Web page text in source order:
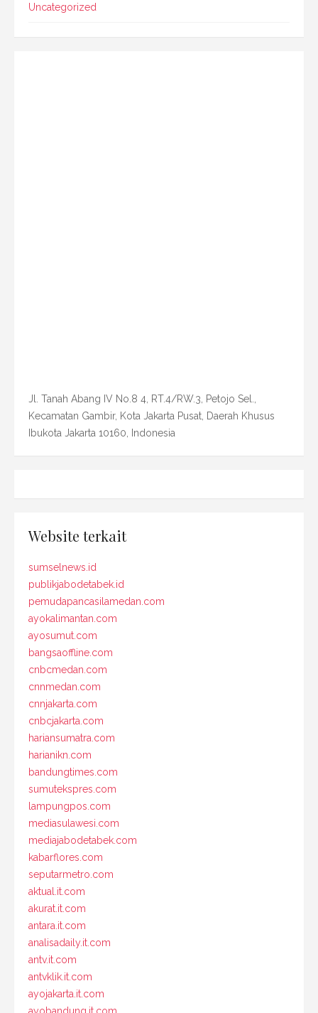
Uncategorized
Jl. Tanah Abang IV No.8 4, RT.4/RW.3, Petojo Sel.,
Kecamatan Gambir, Kota Jakarta Pusat, Daerah Khusus
Ibukota Jakarta 10160, Indonesia
Website terkait
sumselnews.id
publikjabodetabek.id
pemudapancasilamedan.com
ayokalimantan.com
ayosumut.com
bangsaoffline.com
cnbcmedan.com
cnnmedan.com
cnnjakarta.com
cnbcjakarta.com
hariansumatra.com
harianikn.com
bandungtimes.com
sumutekspres.com
lampungpos.com
mediasulawesi.com
mediajabodetabek.com
kabarflores.com
seputarmetro.com
aktual.it.com
akurat.it.com
antara.it.com
analisadaily.it.com
antv.it.com
antvklik.it.com
ayojakarta.it.com
ayobandung.it.com